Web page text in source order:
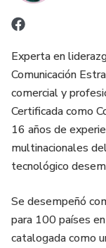
• Introducción a IA
• Taller y
• Herramientas
• Creación de
• Generación de
• Integración de
📦 ¿QUÉ
Experta en
Comunicación
comercial y
Certificada como
16 años de
multinacionales
tecnológico
Se desempeñó
para 100 países
catalogada como